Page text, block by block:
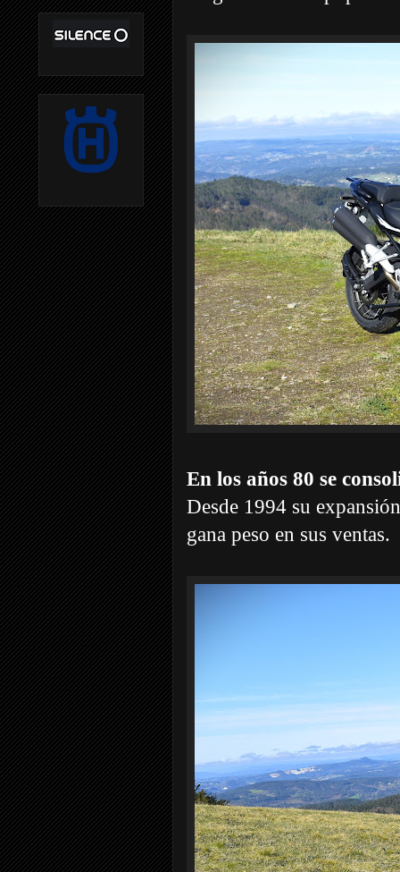
En los años 80 se
Desde 1994 su
gana peso en sus ventas.